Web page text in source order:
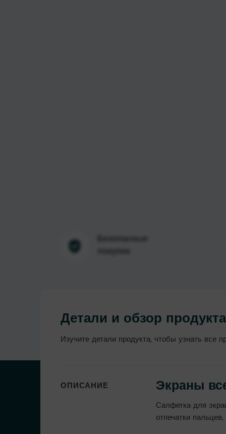
Детали и обзор продукта
Изучите детали продукта, чтобы узнать все
ОПИСАНИЕ Экраны
Салфетка для
отпечатки